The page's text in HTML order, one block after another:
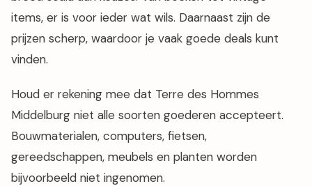
items, er is voor ieder wat wils. Daarnaast zijn de
prijzen scherp, waardoor je vaak goede deals kunt
vinden.
Houd er rekening mee dat Terre des Hommes
Middelburg niet alle soorten goederen accepteert.
Bouwmaterialen, computers, fietsen,
gereedschappen, meubels en planten worden
bijvoorbeeld niet ingenomen.